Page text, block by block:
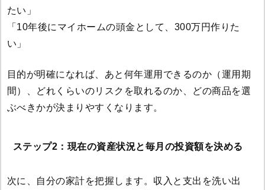
たい」
「10年後にマイホームの頭金として、300万円作りた
い」
目的が明確になれば、あと何年運用できるのか（運用期
間）、どれくらいのリスクを取れるのか、どの商品を選
ぶべきかが決まりやすくなります。
ステップ2：現在の資産状況と毎月の投資額を決める
次に、自分の家計を把握します。収入と支出を洗い出